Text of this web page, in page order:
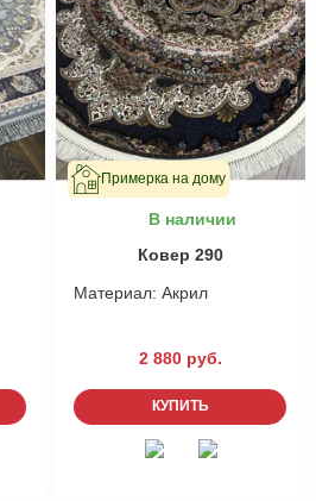
Примерка на дому
В наличии
Ковер 290
Материал: Акрил
2 880 руб.
КУПИТЬ